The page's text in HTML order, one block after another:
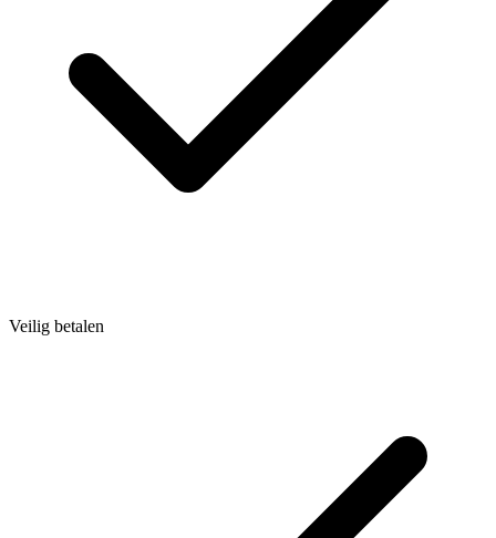
Veilig betalen